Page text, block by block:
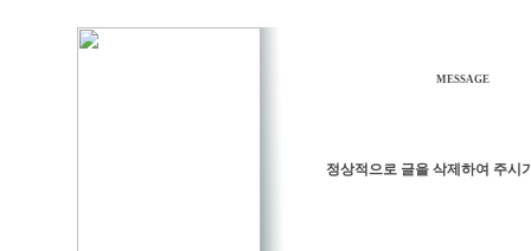
MESSAGE
정상적으로 글을 삭제하여 주시